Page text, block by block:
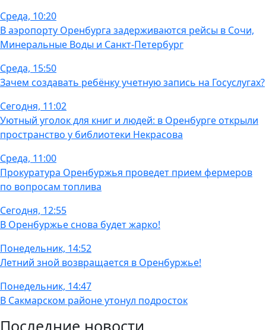
Среда, 10:20
В аэропорту Оренбурга задерживаются рейсы в Сочи,
Минеральные Воды и Санкт-Петербург
Среда, 15:50
Зачем создавать ребёнку учетную запись на Госуслугах?
Сегодня, 11:02
Уютный уголок для книг и людей: в Оренбурге открыли
пространство у библиотеки Некрасова
Среда, 11:00
Прокуратура Оренбуржья проведет прием фермеров
по вопросам топлива
Сегодня, 12:55
В Оренбуржье снова будет жарко!
Понедельник, 14:52
Летний зной возвращается в Оренбуржье!
Понедельник, 14:47
В Сакмарском районе утонул подросток
Последние новости